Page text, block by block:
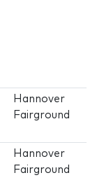
Hannover
Fairground
Hannover
Fairground